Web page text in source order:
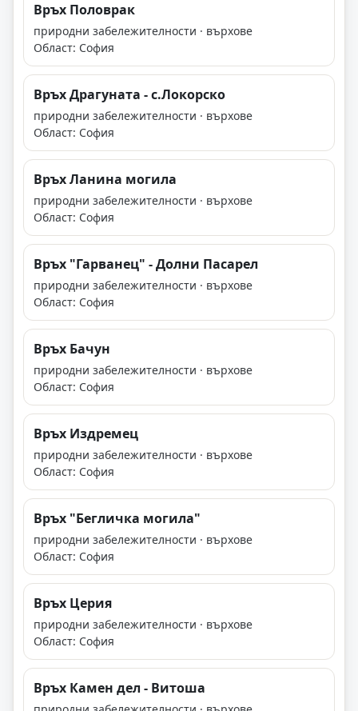
Връх Половрак
природни забележителности · върхове
Област: София
Връх Драгуната - с.Локорско
природни забележителности · върхове
Област: София
Връх Ланина могила
природни забележителности · върхове
Област: София
Връх "Гарванец" - Долни Пасарел
природни забележителности · върхове
Област: София
Връx Бачун
природни забележителности · върхове
Област: София
Връх Издремец
природни забележителности · върхове
Област: София
Връх "Бегличка могила"
природни забележителности · върхове
Област: София
Връх Церия
природни забележителности · върхове
Област: София
Връх Камен дел - Витоша